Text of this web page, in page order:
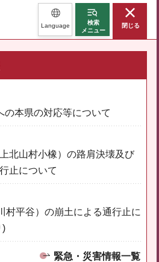
Language
検索
メニュー
閉じる
の本県の対応等について
北山村小橡）の路肩決壊及び
止について
村平谷）の崩土による通行止に
)
緊急・災害情報一覧